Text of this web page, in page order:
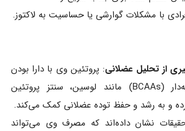
با مشکلات گوارشی یا حساسیت به لاکتوز.
از تحلیل عضلانی: پروتئین وی با دارا بودن
آمینواسیدهای شاخه‌دار (BCAAs) مانند لوسین، سنتز پروتئین
و به رشد و حفظ توده عضلانی کمک می‌کند.
نشان داده‌اند که مصرف وی می‌تواند